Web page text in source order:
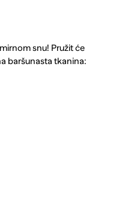
snu! Pružit će
baršunasta tkanina: